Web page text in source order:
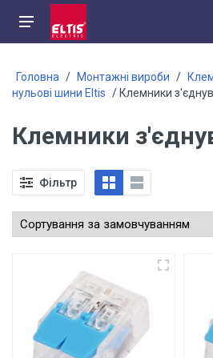
Головна / Монтажні вироби /
нульові шини Eltis / Клемники
Клемники
Фільтр